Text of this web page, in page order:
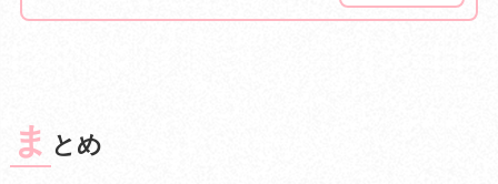
ま とめ